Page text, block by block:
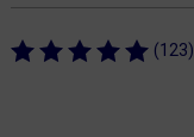
(123)